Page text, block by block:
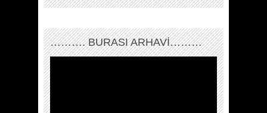
………. BURASI ARHAVİ………